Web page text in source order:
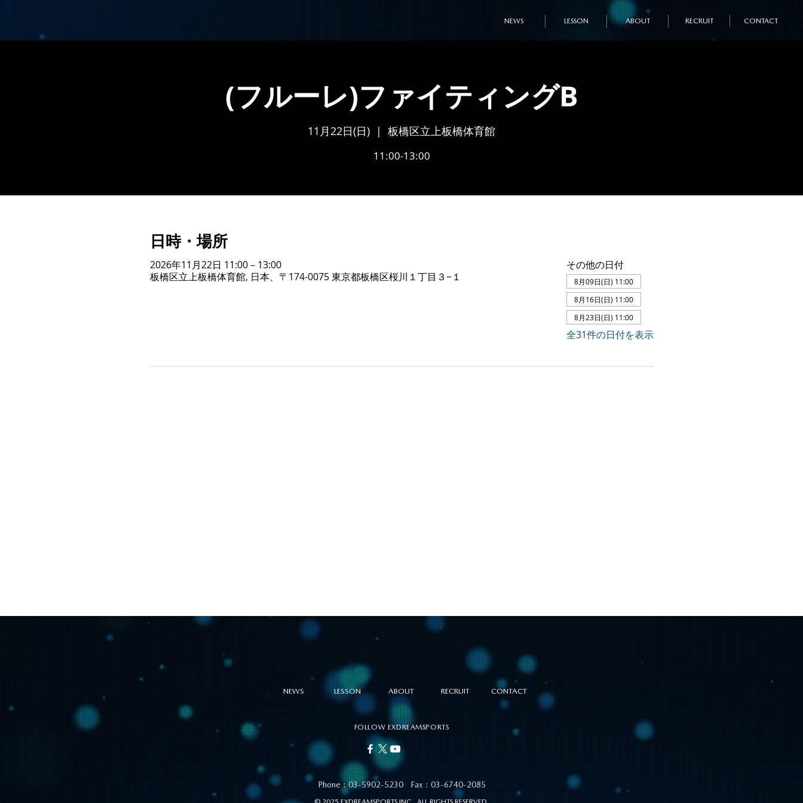
NEWS LESSON ABOUT RECRUIT CONTACT
(フルーレ)ファイティングB
11月22日(日)
  |
板橋区立上板橋体育館
11:00-13:00
日時・場所
2026年11月22日 11:00 – 13:00
板橋区立上板橋体育館, 日本、〒174-0075 東京都板橋区桜川１丁目３−１
その他の日付
8月09日(日) 11:00
8月16日(日) 11:00
8月23日(日) 11:00
全31件の日付を表示
NEWS LESSON ABOUT RECRUIT CONTACT
FOLLOW EXDREAMSPORTS
Phone :03-5902-5230Fax : 03-6740-2085